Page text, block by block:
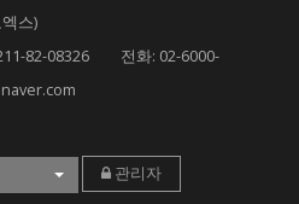
스)
82-08326 전화: 02-6000-
관리자